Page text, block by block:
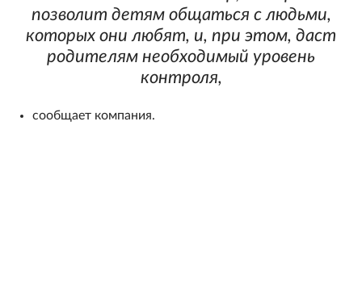
позволит детям общаться с людьми,
которых они любят, и, при этом, даст
родителям необходимый уровень
контроля,
сообщает компания.